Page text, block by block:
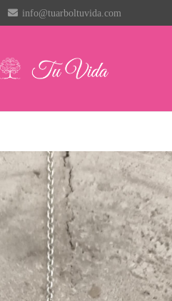
info@tuarboltuvida.com